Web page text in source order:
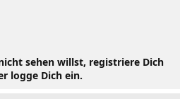
sehen willst, registriere Dich
logge Dich ein.